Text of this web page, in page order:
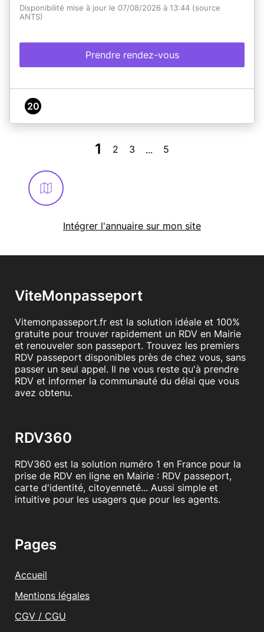
Disponibilité mise à jour le 07/08/2026 à 13:44 (source
ANTS)
Prendre rendez-vous
20
1 2 3 ... 5
Intégrer l'annuaire sur mon site
ViteMonpasseport
Vitemonpasseport.fr est la solution idéale et 100%
gratuite pour trouver rapidement un RDV en Mairie
et renouveler son passeport. Trouvez les premiers
RDV passeport disponibles près de chez vous, sans
passer un seul appel. Il ne vous reste qu'à prendre
RDV et informer la communauté du délai que vous
avez obtenu.
RDV360
RDV360 est la solution numéro 1 en France pour la
prise de RDV en ligne en Mairie : RDV passeport,
carte d'identité, citoyenneté... Aussi simple et
intuitive pour les usagers que pour les agents.
Pages
Accueil
Mentions légales
CGV / CGU